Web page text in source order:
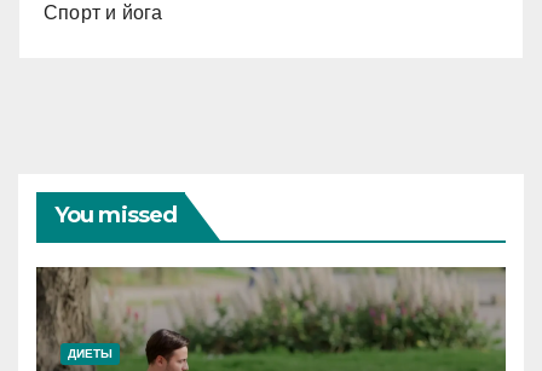
Спорт и йога
You missed
ДИЕТЫ